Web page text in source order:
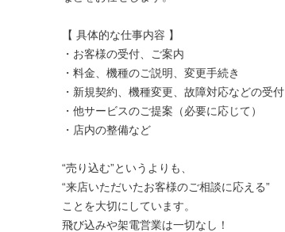
【 具体的な仕事内容 】
・お客様の受付、ご案内
・料金、機種のご説明、変更手続き
・新規契約、機種変更、故障対応などの受付
・他サービスのご提案（必要に応じて）
・店内の整備など
“売り込む”というよりも、
“来店いただいたお客様のご相談に応える”
ことを大切にしています。
飛び込みや架電営業は一切なし！